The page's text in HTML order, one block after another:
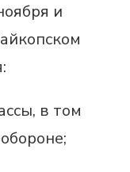
и
в том